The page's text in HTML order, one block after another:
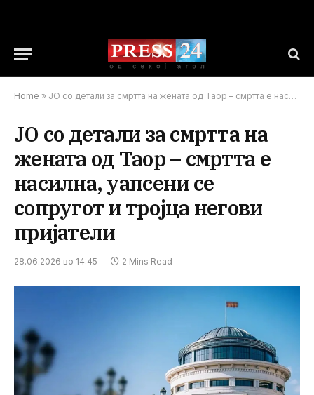
Home » ЈО со детали за смртта на жената од Таор – смртта е насилна, уапсени се сопругот и тројца негови пријатели
ЈО со детали за смртта на
жената од Таор – смртта е
насилна, уапсени се
сопругот и тројца негови
пријатели
28.06.2026 во 14:45 2 Mins Read